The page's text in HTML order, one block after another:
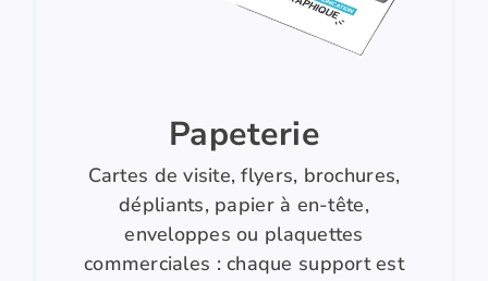
Papeterie
Cartes de visite, flyers, brochures,
dépliants, papier à en-tête,
enveloppes ou plaquettes
commerciales : chaque support est